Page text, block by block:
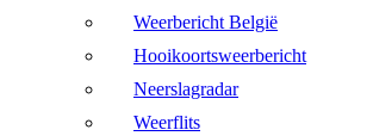
Weerbericht België
Hooikoortsweerbericht
Neerslagradar
Weerflits